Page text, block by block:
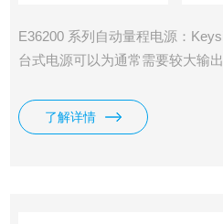
E36200 系列自动量程电源：
台式电源可以为通常需要较大输
200 W 功率的器件供电。 双路输
的 200 W 输出，并且可以组合成
了解详情